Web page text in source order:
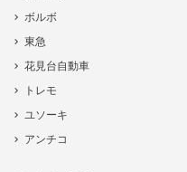
ボルボ
東急
花見台自動車
トレモ
ユソーキ
アンチコ